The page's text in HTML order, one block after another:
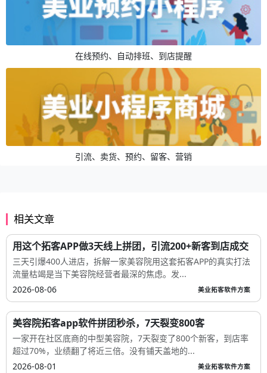
在线预约、自动排班、到店提醒
引流、卖货、预约、留客、营销
相关文章
用这个拓客APP做3天线上拼团，引流200+新客到店成交
三天引爆400人进店，拆解一家美容院用这套拓客APP的真实打法
流量枯竭是当下美容院经营者最深的焦虑。发...
2026-08-06
美业拓客软件方案
美容院拓客app软件拼团秒杀，7天裂变800客
一家开在社区底商的中型美容院，7天裂变了800个新客，到店率
超过70%，业绩翻了将近三倍。没有铺天盖地的...
2026-08-01
美业拓客软件方案